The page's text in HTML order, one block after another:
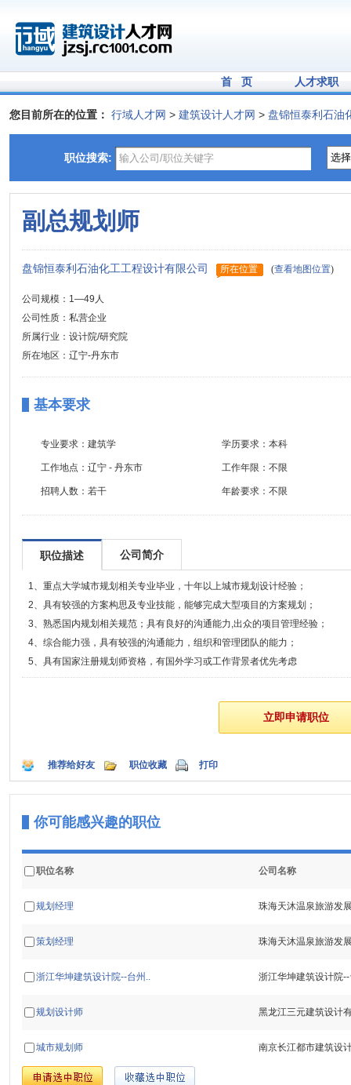
首 页 人才求职
您目前所在的位置： 行域人才网 > 建筑设计人才网 > 盘锦恒泰利石油
职位搜索:
副总规划师
盘锦恒泰利石油化工工程设计有限公司 所在位置 (查看地图位置)
公司规模：1—49人
公司性质：私营企业
所属行业：设计院/研究院
所在地区：辽宁-丹东市
基本要求
专业要求： 建筑学 学历要求： 本科
工作地点： 辽宁 - 丹东市 工作年限： 不限
招聘人数： 若干 年龄要求： 不限
职位描述 公司简介
1、重点大学城市规划相关专业毕业，十年以上城市规划设计经验；
2、具有较强的方案构思及专业技能，能够完成大型项目的方案规划；
3、熟悉国内规划相关规范；具有良好的沟通能力,出众的项目管理经验；
4、综合能力强，具有较强的沟通能力，组织和管理团队的能力；
5、具有国家注册规划师资格，有国外学习或工作背景者优先考虑
推荐给好友 职位收藏 打印
你可能感兴趣的职位
职位名称 公司名称
规划经理 珠海天沐温泉旅游发
策划经理 珠海天沐温泉旅游发
浙江华坤建筑设计院--台州.. 浙江华坤建筑设计院
规划设计师 黑龙江三元建筑设计
城市规划师 南京长江都市建筑设